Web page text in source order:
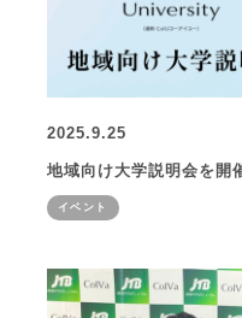
2025.9.25
地域向け大学説明会を開
イベント